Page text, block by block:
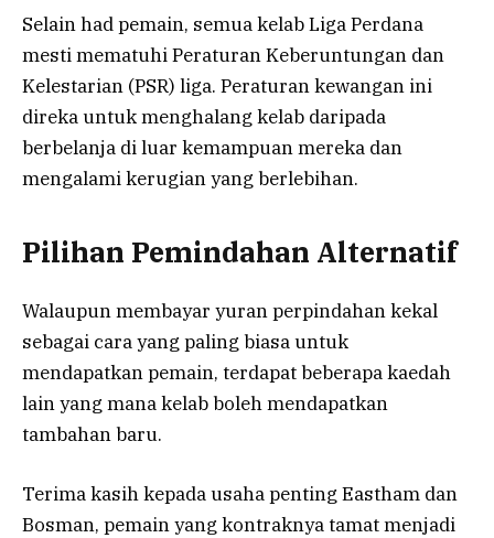
Selain had pemain, semua kelab Liga Perdana
mesti mematuhi Peraturan Keberuntungan dan
Kelestarian (PSR) liga. Peraturan kewangan ini
direka untuk menghalang kelab daripada
berbelanja di luar kemampuan mereka dan
mengalami kerugian yang berlebihan.
Pilihan Pemindahan Alternatif
Walaupun membayar yuran perpindahan kekal
sebagai cara yang paling biasa untuk
mendapatkan pemain, terdapat beberapa kaedah
lain yang mana kelab boleh mendapatkan
tambahan baru.
Terima kasih kepada usaha penting Eastham dan
Bosman, pemain yang kontraknya tamat menjadi